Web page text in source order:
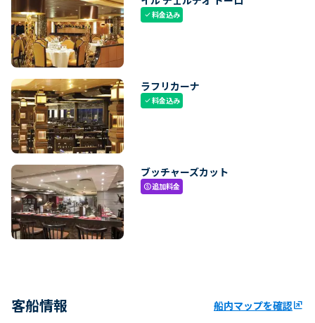
check料金込み
ラフリカーナ
check料金込み
ブッチャーズカット
paid追加料金
客船情報 船内マップを確認ungroup